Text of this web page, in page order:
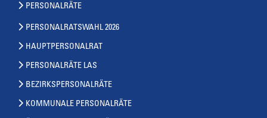
PERSONALRÄTE
PERSONALRATSWAHL 2026
HAUPTPERSONALRAT
PERSONALRÄTE LAS
BEZIRKSPERSONALRÄTE
KOMMUNALE PERSONALRÄTE